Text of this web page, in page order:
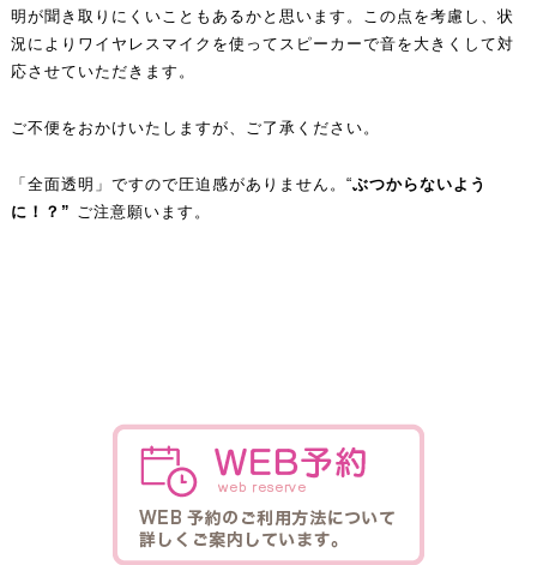
明が聞き取りにくいこともあるかと思います。この点を考慮し、状
況によりワイヤレスマイクを使ってスピーカーで音を大きくして対
応させていただきます。
ご不便をおかけいたしますが、ご了承ください。
「全面透明」ですので圧迫感がありません。“ぶつからないよう
に！？” ご注意願います。